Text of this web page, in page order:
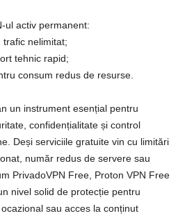
activ permanent:
nelimitat;
tehnic rapid;
consum redus de resurse.
un instrument esențial pentru
confidențialitate și control
Deși serviciile gratuite vin cu limitări
număr redus de servere sau
PrivadoVPN Free, Proton VPN Free
nivel solid de protecție pentru
sau acces la conținut